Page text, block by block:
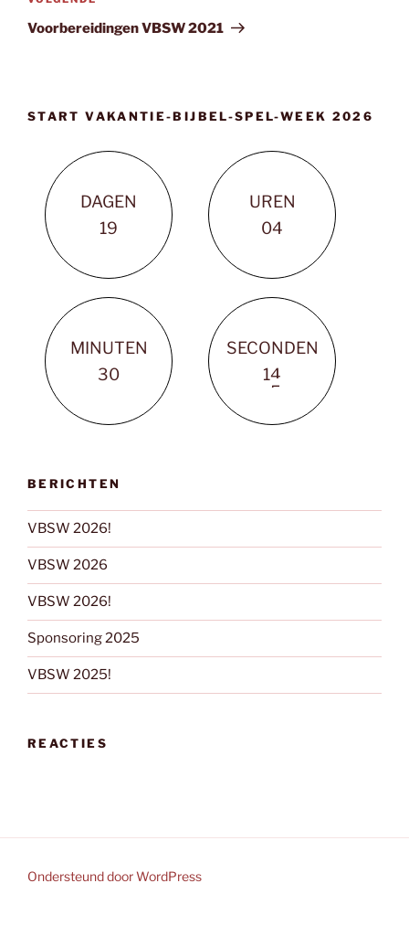
bericht
Voorbereidingen VBSW 2021
START VAKANTIE-BIJBEL-SPEL-WEEK 2026
DAGEN
19
UREN
04
MINUTEN
30
SECONDEN
14
BERICHTEN
VBSW 2026!
VBSW 2026
VBSW 2026!
Sponsoring 2025
VBSW 2025!
REACTIES
Ondersteund door WordPress